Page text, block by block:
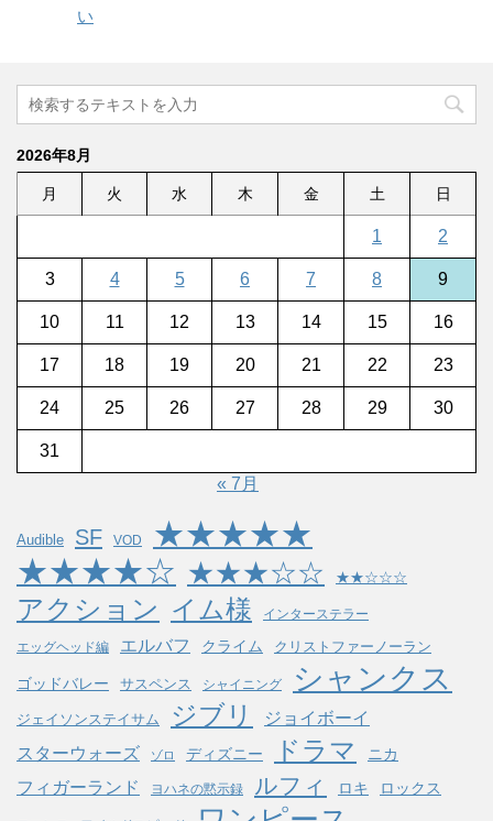
い
2026年8月
月 火 水 木 金 土 日
1 2
3 4 5 6 7 8 9
10 11 12 13 14 15 16
17 18 19 20 21 22 23
24 25 26 27 28 29 30
31
« 7月
Audible SF VOD ★★★★★
★★★★☆ ★★★☆☆ ★★☆☆☆
アクション イム様 インターステラー
エッグヘッド編 エルバフ クライム クリストファーノーラン
ゴッドバレー サスペンス シャイニング シャンクス
ジェイソンステイサム ジブリ ジョイボーイ
スターウォーズ ゾロ ディズニー ドラマ ニカ
フィガーランド ヨハネの黙示録 ルフィ ロキ ロックス